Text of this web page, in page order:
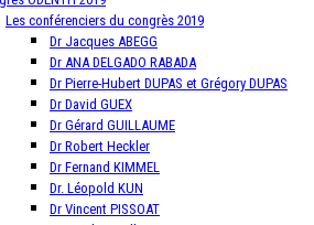
Les conférenciers du congrès 2019
Dr Jacques ABEGG
Dr ANA DELGADO RABADA
Dr Pierre-Hubert DUPAS et Grégory DUPAS
Dr David GUEX
Dr Gérard GUILLAUME
Dr Robert Heckler
Dr Fernand KIMMEL
Dr. Léopold KUN
Dr Vincent PISSOAT